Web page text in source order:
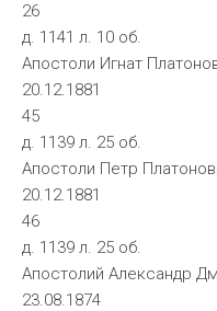
26
д. 1141 л. 10 об.
Апостоли Игнат
20.12.1881
45
д. 1139 л. 25 об.
Апостоли Петр
20.12.1881
46
д. 1139 л. 25 об.
Апостолий Александр
23.08.1874